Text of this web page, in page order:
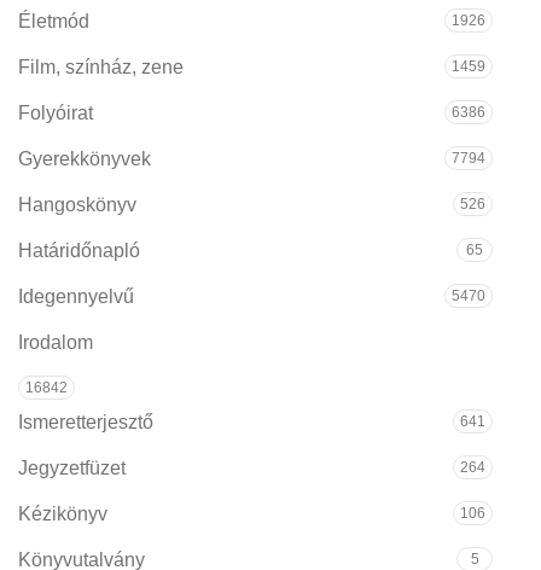
Életmód 1926
Film, színház, zene 1459
Folyóirat 6386
Gyerekkönyvek 7794
Hangoskönyv 526
Határidőnapló 65
Idegennyelvű 5470
Irodalom
16842
Ismeretterjesztő 641
Jegyzetfüzet 264
Kézikönyv 106
Könyvutalvány 5